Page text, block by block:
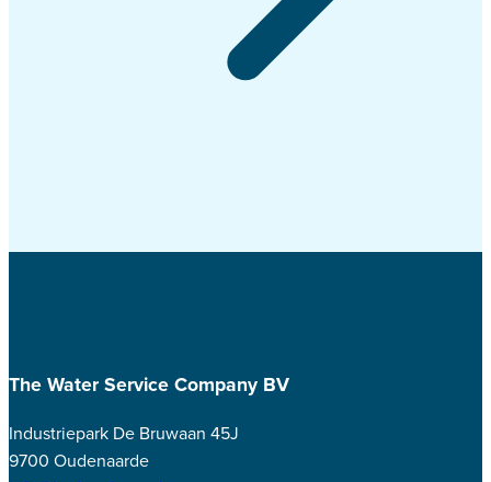
The Water Service Company BV
Industriepark De Bruwaan 45J
9700 Oudenaarde